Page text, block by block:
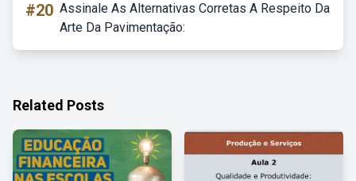
#20 Assinale As Alternativas Corretas A Respeito Da
Arte Da Pavimentação:
Related Posts